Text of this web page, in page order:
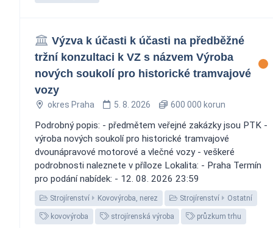
Výzva k účasti k účasti na předběžné
tržní konzultaci k VZ s názvem Výroba
nových soukolí pro historické tramvajové
vozy
okres Praha 5. 8. 2026 600 000 korun
Podrobný popis: - předmětem veřejné zakázky jsou PTK -
výroba nových soukolí pro historické tramvajové
dvounápravové motorové a vlečné vozy - veškeré
podrobnosti naleznete v příloze Lokalita: - Praha Termín
pro podání nabídek: - 12. 08. 2026 23:59
Strojírenství Kovovýroba, nerez Strojírenství Ostatní
kovovýroba strojírenská výroba průzkum trhu